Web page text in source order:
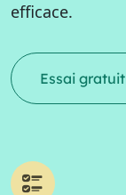
efficace.
Essai gratuit